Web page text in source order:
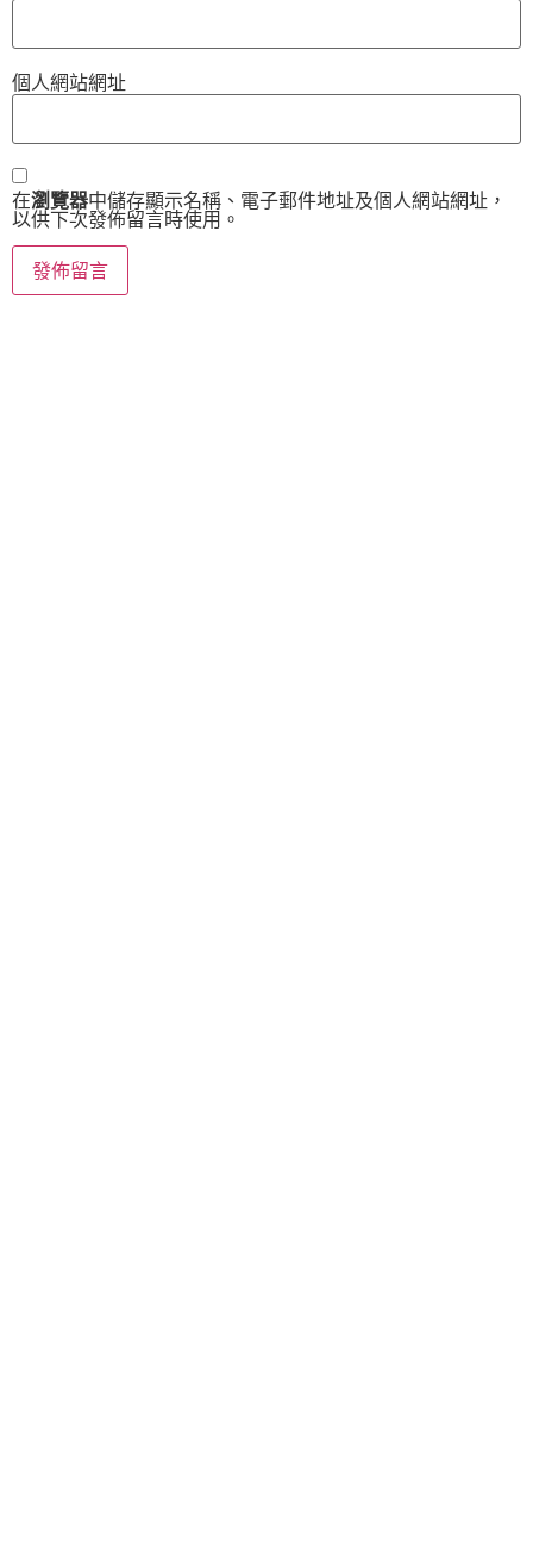
個人網站網址
在瀏覽器中儲存顯示名稱、電子郵件地址及個人網站網址，
以供下次發佈留言時使用。